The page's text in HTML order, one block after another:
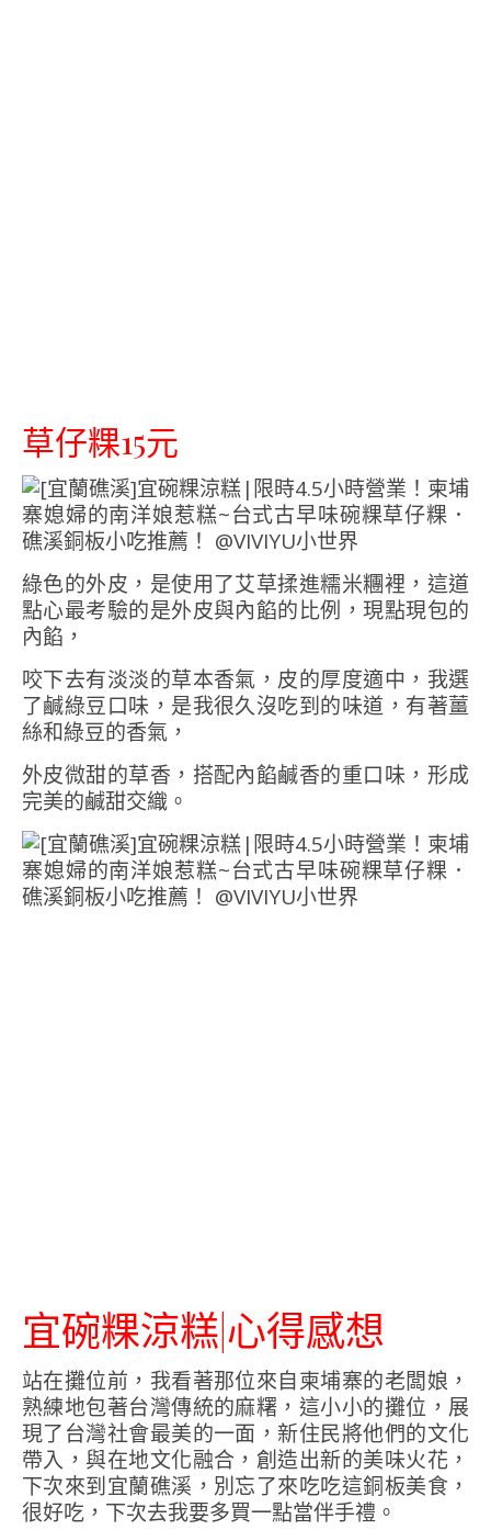
草仔粿15元
綠色的外皮，是使用了艾草揉進糯米糰裡，這道
點心最考驗的是外皮與內餡的比例，現點現包的
內餡，
咬下去有淡淡的草本香氣，皮的厚度適中，我選
了鹹綠豆口味，是我很久沒吃到的味道，有著薑
絲和綠豆的香氣，
外皮微甜的草香，搭配內餡鹹香的重口味，形成
完美的鹹甜交織。
宜碗粿涼糕|心得感想
站在攤位前，我看著那位來自柬埔寨的老闆娘，
熟練地包著台灣傳統的麻糬，這小小的攤位，展
現了台灣社會最美的一面，新住民將他們的文化
帶入，與在地文化融合，創造出新的美味火花，
下次來到宜蘭礁溪，別忘了來吃吃這銅板美食，
很好吃，下次去我要多買一點當伴手禮。